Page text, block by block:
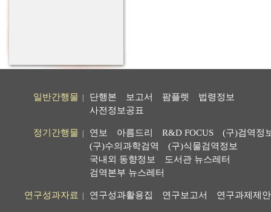
일반간행물 단행본 보고서 팜플렛
법령정보
사전정보공표
정기간행물 연보 아름드리 R&D FOCUS
(구)검역정
(구)수의과학검역
(구)식물검역정보
국내외 동향정보
도서관 뉴스레터
검역본부 뉴스레터
연구성과자료 연구성과활용집 연구보고서 연구과제제